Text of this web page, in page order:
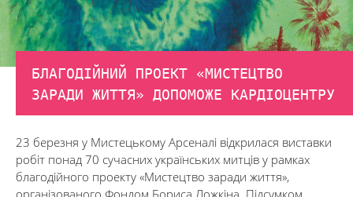
БЛАГОДІЙНИЙ ПРОЕКТ «МИСТЕЦТВО
ЗАРАДИ ЖИТТЯ» ДОПОМОЖЕ КАРДІОЦЕНТРУ
23 березня у Мистецькому Арсеналі відкрилася виставки
робіт понад 70 сучасних українських митців у рамках
благодійного проекту «Мистецтво заради життя»,
організованого Фондом Бориса Ложкіна. Підсумком